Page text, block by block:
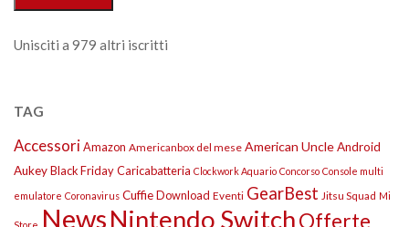
Unisciti a 979 altri iscritti
TAG
AccessoriAmazon Americanbox del mese American UncleAndroid
AukeyBlack FridayCaricabatteria Clockwork Aquario Concorso Console multi
emulatore Coronavirus CuffieDownload Eventi GearBest Jitsu Squad Mi
NewsNintendo SwitchOfferte